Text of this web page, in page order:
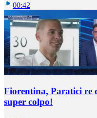
00:42
Fiorentina, Paratici re
super colpo!